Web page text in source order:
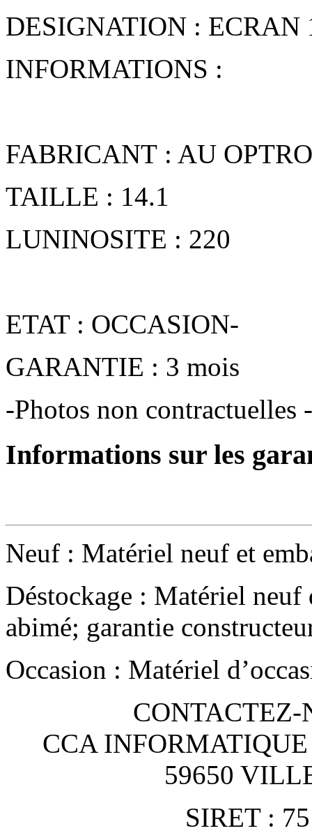
DESIGNATION : ECRAN
INFORMATIONS :
FABRICANT : AU
TAILLE : 14.1
LUNINOSITE : 220
ETAT : OCCASION-
GARANTIE : 3 mois
-Photos non contractuelles -
Informations sur les
Neuf : Matériel neuf et
Déstockage : Matériel neuf
abimé; garantie
Occasion : Matériel
CONTACTEZ-
CCA
59650
SIRET :